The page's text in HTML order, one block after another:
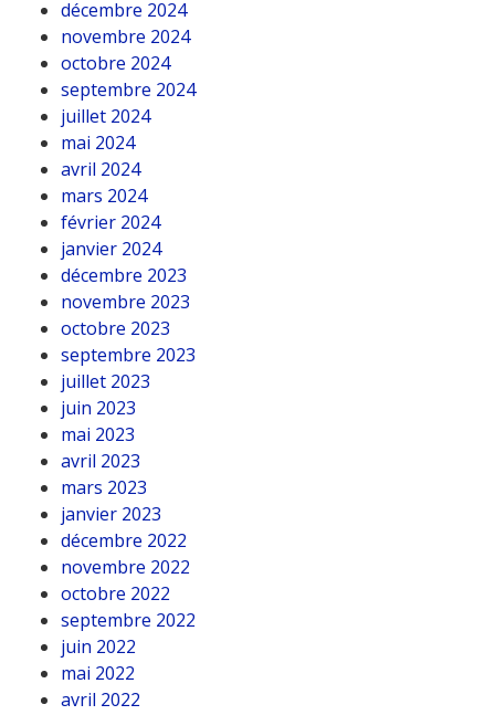
décembre 2024
novembre 2024
octobre 2024
septembre 2024
juillet 2024
mai 2024
avril 2024
mars 2024
février 2024
janvier 2024
décembre 2023
novembre 2023
octobre 2023
septembre 2023
juillet 2023
juin 2023
mai 2023
avril 2023
mars 2023
janvier 2023
décembre 2022
novembre 2022
octobre 2022
septembre 2022
juin 2022
mai 2022
avril 2022